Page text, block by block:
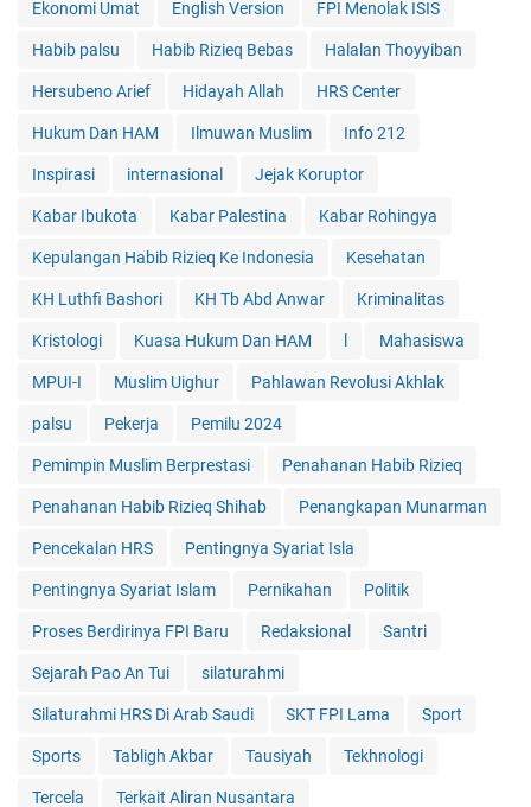
Ekonomi Umat English Version FPI Menolak ISIS
Habib palsu Habib Rizieq Bebas Halalan Thoyyiban
Hersubeno Arief Hidayah Allah HRS Center
Hukum Dan HAM Ilmuwan Muslim Info 212
Inspirasi internasional Jejak Koruptor
Kabar Ibukota Kabar Palestina Kabar Rohingya
Kepulangan Habib Rizieq Ke Indonesia Kesehatan
KH Luthfi Bashori KH Tb Abd Anwar Kriminalitas
Kristologi Kuasa Hukum Dan HAM Mahasiswa
MPUI-I Muslim Uighur Pahlawan Revolusi Akhlak
palsu Pekerja Pemilu 2024
Pemimpin Muslim Berprestasi Penahanan Habib Rizieq
Penahanan Habib Rizieq Shihab Penangkapan Munarman
Pencekalan HRS Pentingnya Syariat Isla
Pentingnya Syariat Islam Pernikahan Politik
Proses Berdirinya FPI Baru Redaksional Santri
Sejarah Pao An Tui silaturahmi
Silaturahmi HRS Di Arab Saudi SKT FPI Lama Sport
Sports Tabligh Akbar Tausiyah Tekhnologi
Tercela Terkait Aliran Nusantara